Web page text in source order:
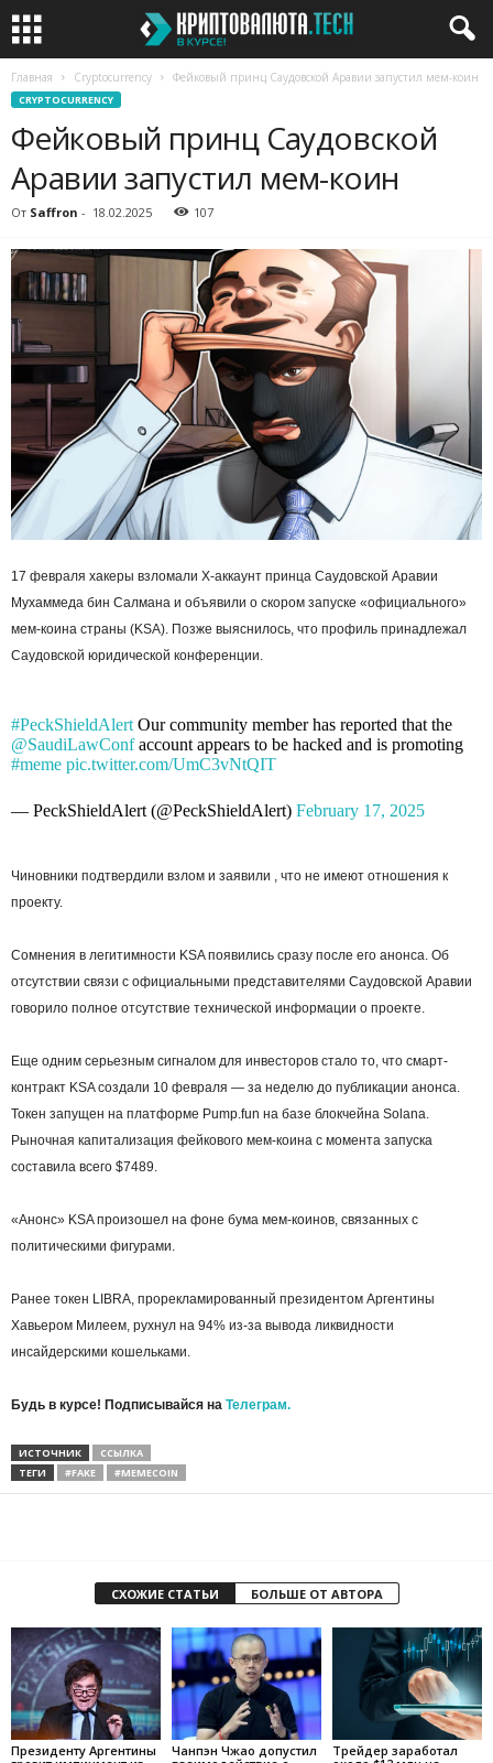
Главная Cryptocurrency Фейковый принц Саудовской Аравии запустил мем-коин
CRYPTOCURRENCY
Фейковый принц Саудовской
Аравии запустил мем-коин
От Saffron - 18.02.2025 107
17 февраля хакеры взломали X-аккаунт принца Саудовской Аравии
Мухаммеда бин Салмана и объявили о скором запуске «официального»
мем-коина страны (KSA). Позже выяснилось, что профиль принадлежал
Саудовской юридической конференции.
#PeckShieldAlert Our community member has reported that the
@SaudiLawConfaccount appears to be hacked and is promoting
#meme pic.twitter.com/UmC3vNtQIT
— PeckShieldAlert (@PeckShieldAlert) February 17, 2025
Чиновники подтвердили взлом и заявили , что не имеют отношения к
проекту.
Сомнения в легитимности KSA появились сразу после его анонса. Об
отсутствии связи с официальными представителями Саудовской Аравии
говорило полное отсутствие технической информации о проекте.
Еще одним серьезным сигналом для инвесторов стало то, что смарт-
контракт KSA создали 10 февраля — за неделю до публикации анонса.
Токен запущен на платформе Pump.fun на базе блокчейна Solana.
Рыночная капитализация фейкового мем-коина с момента запуска
составила всего $7489.
«Анонс» KSA произошел на фоне бума мем-коинов, связанных с
политическими фигурами.
Ранее токен LIBRA, прорекламированный президентом Аргентины
Хавьером Милеем, рухнул на 94% из-за вывода ликвидности
инсайдерскими кошельками.
Будь в курсе! Подписывайся на Телеграм.
ИСТОЧНИК
ССЫЛКА
ТЕГИ
#FAKE #MEMECOIN
СХОЖИЕ СТАТЬИ БОЛЬШЕ ОТ АВТОРА
Президенту Аргентины
Чанпэн Чжао допустил
Трейдер заработал